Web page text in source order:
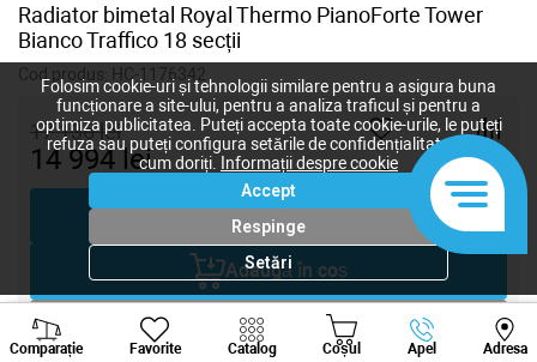
Radiator bimetal Royal Thermo PianoForte Tower
Bianco Traffico 18 secții
Cod produs: HC-1176342
17 136lei
14 994lei - +
Cumpără acum
Adaugă în coș
Negociază
Comparație Favorite Catalog Coșul Apel Adresa
Viber Whatsapp
Folosim cookie-uri și tehnologii similare pentru a asigura buna
funcționare a site-ului, pentru a analiza traficul și pentru a
optimiza publicitatea. Puteți accepta toate cookie-urile, le puteți
refuza sau puteți configura setările de confidențialitate după
cum doriți.
Informații despre cookie
Accept
Respinge
Setări